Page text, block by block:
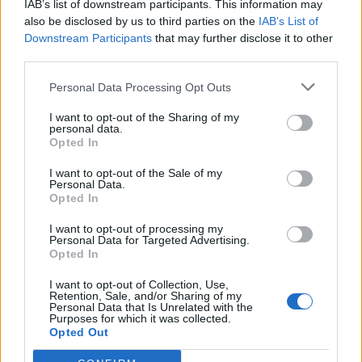
IAB’s list of downstream participants. This information may
also be disclosed by us to third parties on the IAB’s List of
Downstream Participants that may further disclose it to other
Personal Data Processing Opt Outs
I want to opt-out of the Sharing of my
personal data.
Opted In
I want to opt-out of the Sale of my
Personal Data.
Opted In
I want to opt-out of processing my
Personal Data for Targeted Advertising.
Opted In
I want to opt-out of Collection, Use,
Retention, Sale, and/or Sharing of my
Personal Data that Is Unrelated with the
Purposes for which it was collected.
Opted Out
2026. július 28., kedd